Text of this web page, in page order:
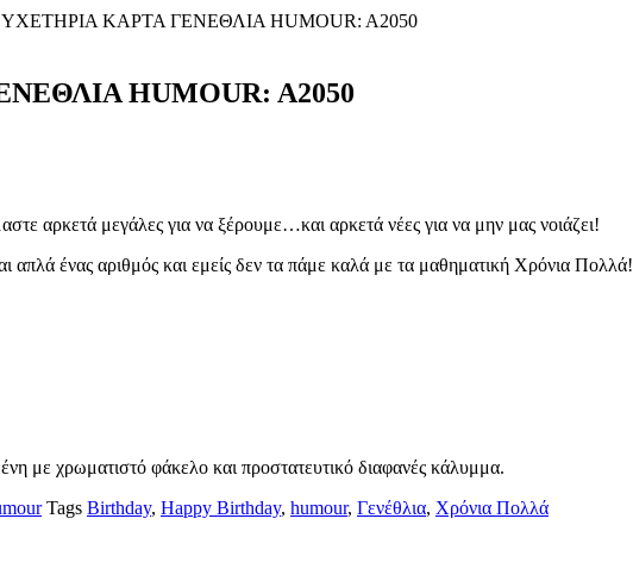
ΚΑΡΤΑ ΓΕΝΕΘΛΙΑ HUMOUR: A2050
HUMOUR: A2050
αρκετά μεγάλες για να ξέρουμε…και αρκετά νέες για να μην μας νοιάζει!
απλά ένας αριθμός και εμείς δεν τα πάμε καλά με τα μαθηματική Χρόνια Πολλά!
με χρωματιστό φάκελο και προστατευτικό διαφανές κάλυμμα.
Tags Birthday, Happy Birthday, humour, Γενέθλια, Χρόνια Πολλά